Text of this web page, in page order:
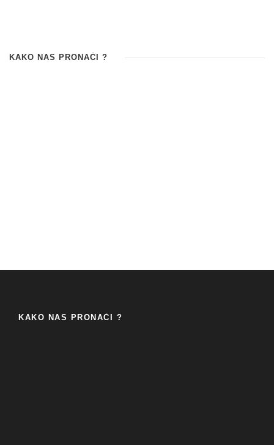
KAKO NAS PRONAĆI ?
KAKO NAS PRONAĆI ?